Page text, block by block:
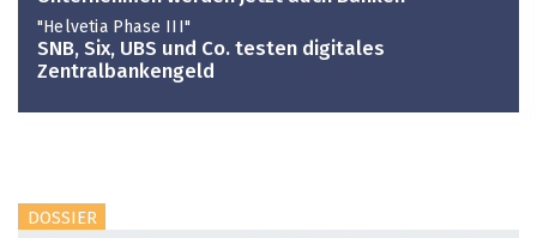
"Helvetia Phase III"
SNB, Six, UBS und Co. testen digitales
Zentralbankengeld
DOSSIER